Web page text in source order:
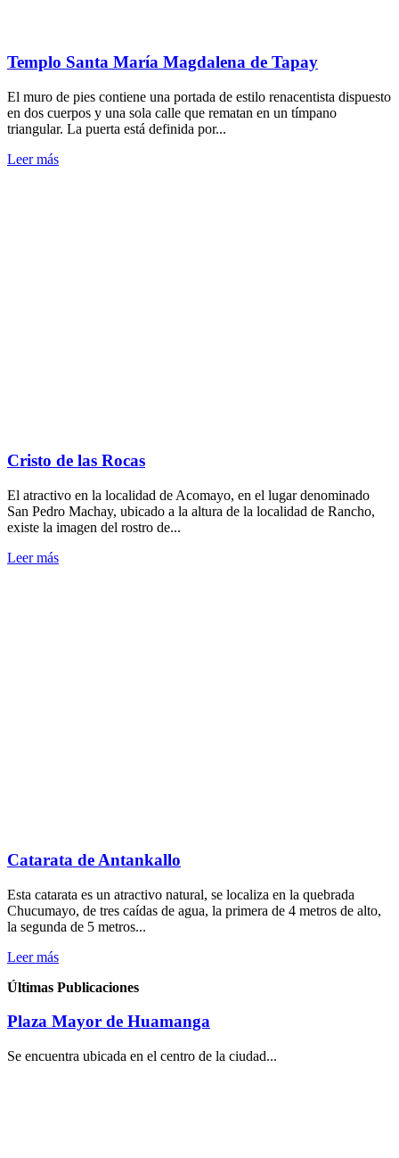
Templo Santa María Magdalena de Tapay
El muro de pies contiene una portada de estilo renacentista dispuesto
en dos cuerpos y una sola calle que rematan en un tímpano
triangular. La puerta está definida por...
Leer más
Cristo de las Rocas
El atractivo en la localidad de Acomayo, en el lugar denominado
San Pedro Machay, ubicado a la altura de la localidad de Rancho,
existe la imagen del rostro de...
Leer más
Catarata de Antankallo
Esta catarata es un atractivo natural, se localiza en la quebrada
Chucumayo, de tres caídas de agua, la primera de 4 metros de alto,
la segunda de 5 metros...
Leer más
Últimas Publicaciones
Plaza Mayor de Huamanga
Se encuentra ubicada en el centro de la ciudad...